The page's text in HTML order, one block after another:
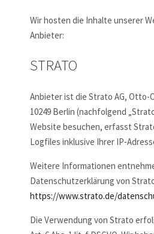
Wir hosten die Inhalte unserer
Anbieter:
STRATO
Anbieter ist die Strato AG, Otto-
10249 Berlin (nachfolgend
Website besuchen, erfasst
Logfiles inklusive Ihrer IP-
Weitere Informationen
Datenschutzerklärung von
https://www.strato.de/
Die Verwendung von Strato